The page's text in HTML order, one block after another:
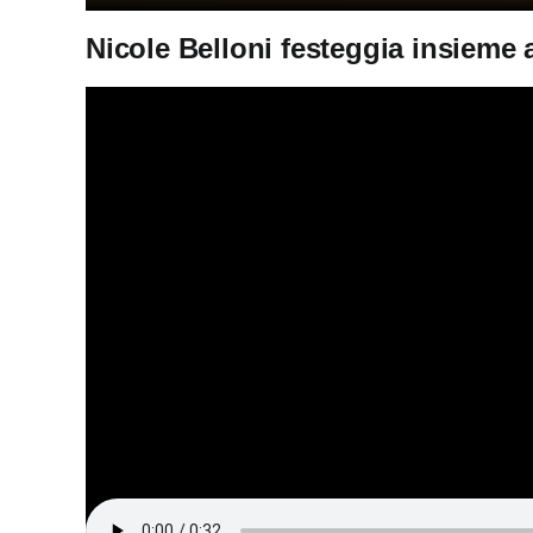
Nicole Belloni festeggia insieme